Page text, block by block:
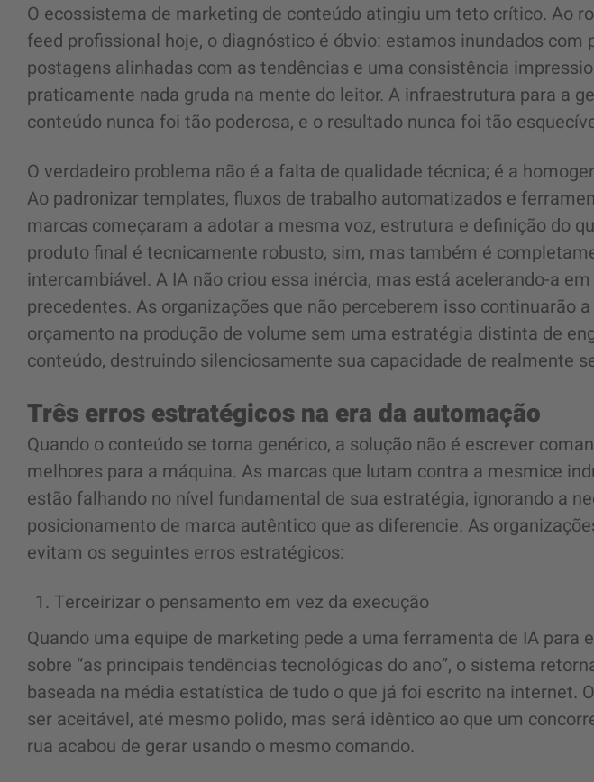
O ecossistema de marketing de conteúdo atingiu um teto crítico. Ao
feed profissional hoje, o diagnóstico é óbvio: estamos inundados com
postagens alinhadas com as tendências e uma consistência
praticamente nada gruda na mente do leitor. A infraestrutura para a
conteúdo nunca foi tão poderosa, e o resultado nunca foi tão
O verdadeiro problema não é a falta de qualidade técnica; é a
Ao padronizar templates, fluxos de trabalho automatizados e
marcas começaram a adotar a mesma voz, estrutura e definição do
produto final é tecnicamente robusto, sim, mas também é
intercambiável. A IA não criou essa inércia, mas está acelerando-a
precedentes. As organizações que não perceberem isso continuarão
orçamento na produção de volume sem uma estratégia distinta de
conteúdo, destruindo silenciosamente sua capacidade de realmente
Três erros estratégicos na era da automação
Quando o conteúdo se torna genérico, a solução não é escrever
melhores para a máquina. As marcas que lutam contra a mesmice
estão falhando no nível fundamental de sua estratégia, ignorando a
posicionamento de marca autêntico que as diferencie. As
evitam os seguintes erros estratégicos:
Terceirizar o pensamento em vez da execução
Quando uma equipe de marketing pede a uma ferramenta de IA para
sobre “as principais tendências tecnológicas do ano”, o sistema
baseada na média estatística de tudo o que já foi escrito na internet.
ser aceitável, até mesmo polido, mas será idêntico ao que um
rua acabou de gerar usando o mesmo comando.